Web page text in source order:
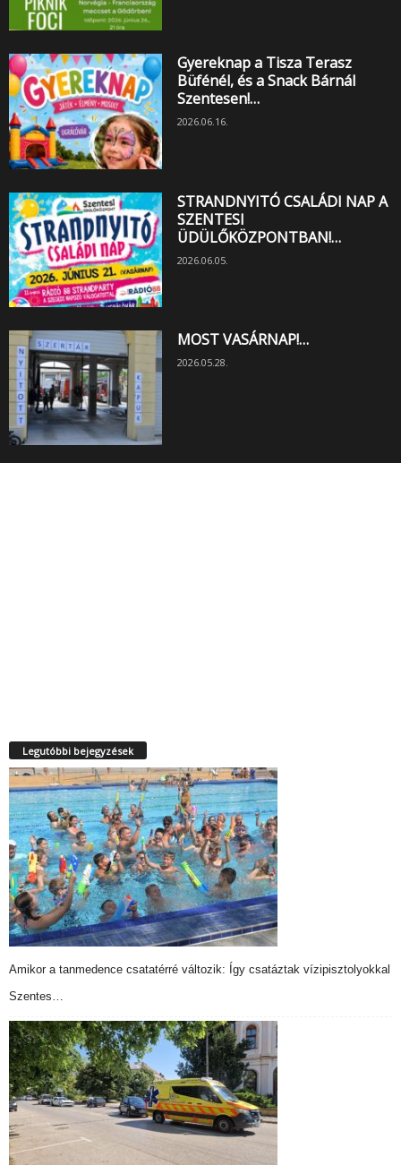
Gyereknap a Tisza Terasz
Büfénél, és a Snack Bárnál
Szentesen!…
2026.06.16.
STRANDNYITÓ CSALÁDI NAP A
SZENTESI
ÜDÜLŐKÖZPONTBAN!…
2026.06.05.
MOST VASÁRNAP!…
2026.05.28.
Legutóbbi bejegyzések
Amikor a tanmedence csatatérré változik: Így csatáztak vízipisztolyokkal
Szentes…